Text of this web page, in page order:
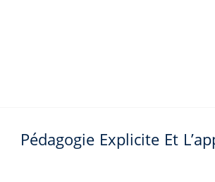
Pédagogie Explicite Et